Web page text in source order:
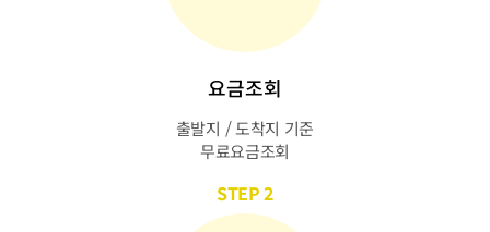
요금조회
출발지 / 도착지 기준
무료요금조회
STEP 2